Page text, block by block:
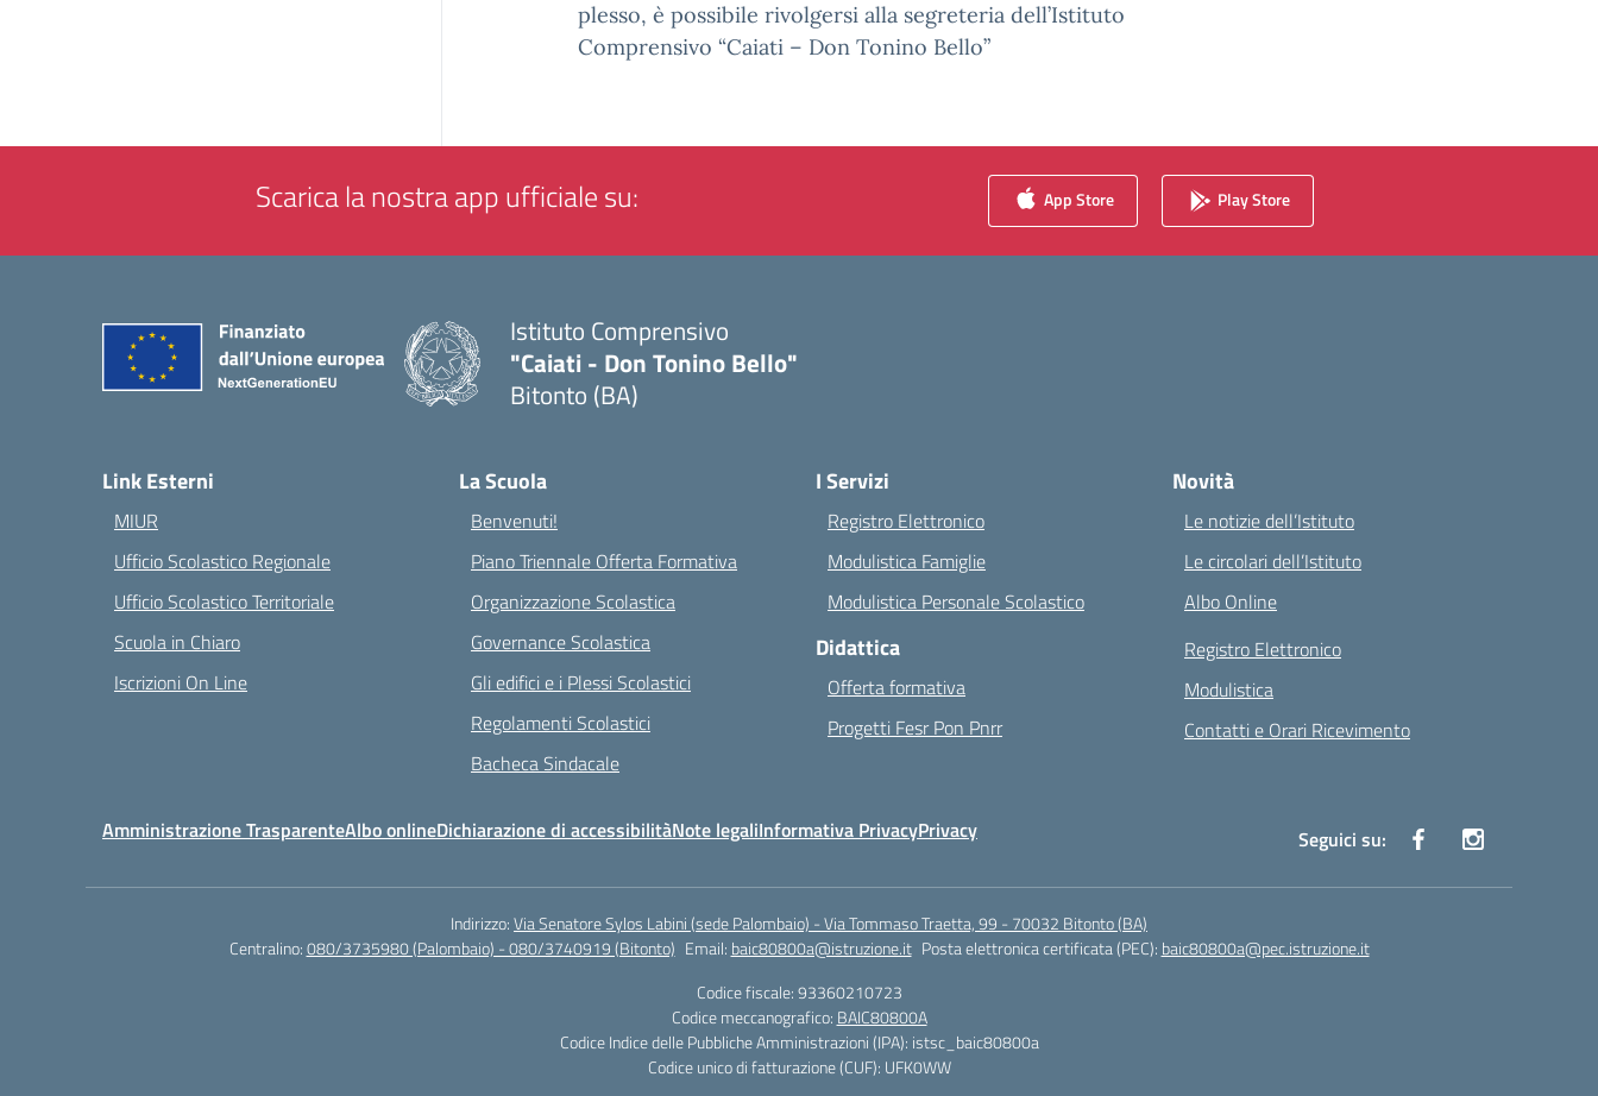
plesso, è possibile rivolgersi alla segreteria dell’Istituto
Comprensivo “Caiati – Don Tonino Bello”
Scarica la nostra app ufficiale su: App Store Play Store
Istituto Comprensivo
"Caiati - Don Tonino Bello"
Bitonto (BA)
Link Esterni
MIUR
Ufficio Scolastico Regionale
Ufficio Scolastico Territoriale
Scuola in Chiaro
Iscrizioni On Line
La Scuola
Benvenuti!
Piano Triennale Offerta Formativa
Organizzazione Scolastica
Governance Scolastica
Gli edifici e i Plessi Scolastici
Regolamenti Scolastici
Bacheca Sindacale
I Servizi
Registro Elettronico
Modulistica Famiglie
Modulistica Personale Scolastico
Didattica
Offerta formativa
Progetti Fesr Pon Pnrr
Novità
Le notizie dell’Istituto
Le circolari dell’Istituto
Albo Online
Registro Elettronico
Modulistica
Contatti e Orari Ricevimento
Amministrazione TrasparenteAlbo onlineDichiarazione di accessibilitàNote legaliInformativa PrivacyPrivacy Seguici su:
Indirizzo:Via Senatore Sylos Labini (sede Palombaio) - Via Tommaso Traetta, 99 - 70032 Bitonto (BA)
Centralino:080/3735980 (Palombaio) - 080/3740919 (Bitonto) Email: baic80800a@istruzione.it Posta elettronica certificata (PEC): baic80800a@pec.istruzione.it
Codice fiscale: 93360210723
Codice meccanografico: BAIC80800A
Codice Indice delle Pubbliche Amministrazioni (IPA): istsc_baic80800a
Codice unico di fatturazione (CUF): UFK0WW